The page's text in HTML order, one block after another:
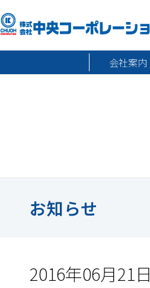
会社案内
お知らせ
2016年06月21日